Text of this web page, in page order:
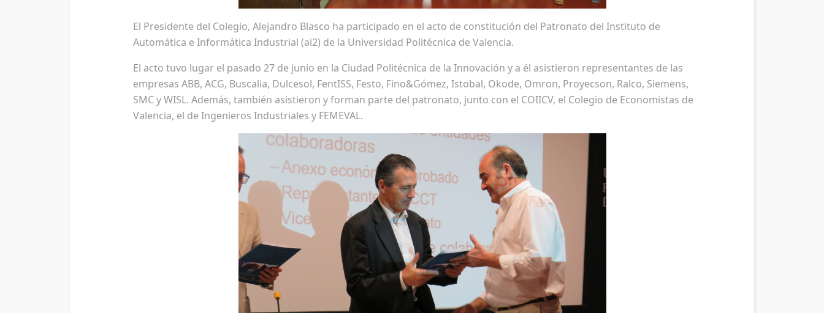
El Presidente del Colegio, Alejandro Blasco ha participado en el acto de constitución del Patronato del Instituto de
Automática e Informática Industrial (ai2) de la Universidad Politécnica de Valencia.
El acto tuvo lugar el pasado 27 de junio en la Ciudad Politécnica de la Innovación y a él asistieron representantes de las
empresas ABB, ACG, Buscalia, Dulcesol, FentISS, Festo, Fino&Gómez, Istobal, Okode, Omron, Proyecson, Ralco, Siemens,
SMC y WISL. Además, también asistieron y forman parte del patronato, junto con el COIICV, el Colegio de Economistas de
Valencia, el de Ingenieros Industriales y FEMEVAL.